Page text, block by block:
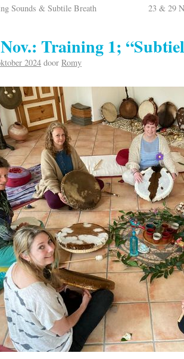
Sounds & Subtile Breath 23 & 29
Training 1;
2024 door Romy